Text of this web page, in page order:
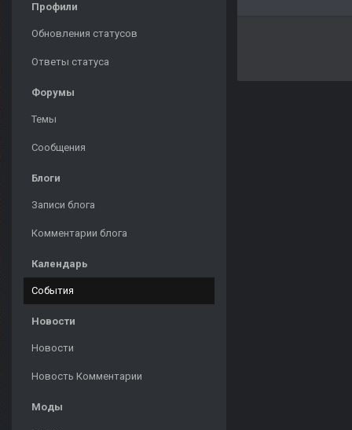
Профили
Обновления статусов
Ответы статуса
Форумы
Темы
Сообщения
Блоги
Записи блога
Комментарии блога
Календарь
События
Новости
Новости
Новость Комментарии
Моды